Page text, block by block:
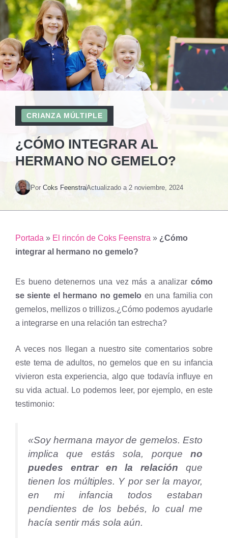
CRIANZA MÚLTIPLE
¿CÓMO INTEGRAR AL
HERMANO NO GEMELO?
Por Coks FeenstraActualizado a 2 noviembre, 2024
Portada » El rincón de Coks Feenstra » ¿Cómo
integrar al hermano no gemelo?
Es bueno detenernos una vez más a analizar cómo
se siente el hermano no gemelo en una familia con
gemelos, mellizos o trillizos.¿Cómo podemos ayudarle
a integrarse en una relación tan estrecha?
A veces nos llegan a nuestro site comentarios sobre
este tema de adultos, no gemelos que en su infancia
vivieron esta experiencia, algo que todavía influye en
su vida actual. Lo podemos leer, por ejemplo, en este
testimonio:
«Soy hermana mayor de gemelos. Esto
implica que estás sola, porque no
puedes entrar en la relación que
tienen los múltiples. Y por ser la mayor,
en mi infancia todos estaban
pendientes de los bebés, lo cual me
hacía sentir más sola aún.